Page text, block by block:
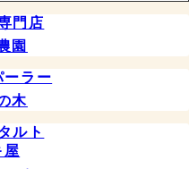
門店
園
ーラー
木
ルト
屋